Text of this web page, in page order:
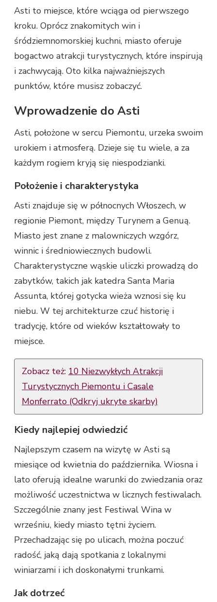
Asti to miejsce, które wciąga od pierwszego
kroku. Oprócz znakomitych win i
śródziemnomorskiej kuchni, miasto oferuje
bogactwo atrakcji turystycznych, które inspirują
i zachwycają. Oto kilka najważniejszych
punktów, które musisz zobaczyć.
Wprowadzenie do Asti
Asti, położone w sercu Piemontu, urzeka swoim
urokiem i atmosferą. Dzieje się tu wiele, a za
każdym rogiem kryją się niespodzianki.
Położenie i charakterystyka
Asti znajduje się w północnych Włoszech, w
regionie Piemont, między Turynem a Genuą.
Miasto jest znane z malowniczych wzgórz,
winnic i średniowiecznych budowli.
Charakterystyczne wąskie uliczki prowadzą do
zabytków, takich jak katedra Santa Maria
Assunta, której gotycka wieża wznosi się ku
niebu. W tej architekturze czuć historię i
tradycję, które od wieków kształtowały to
miejsce.
Zobacz też: 10 Niezwykłych Atrakcji
Turystycznych Piemontu i Casale
Monferrato (Odkryj ukryte skarby)
Kiedy najlepiej odwiedzić
Najlepszym czasem na wizytę w Asti są
miesiące od kwietnia do października. Wiosna i
lato oferują idealne warunki do zwiedzania oraz
możliwość uczestnictwa w licznych festiwalach.
Szczególnie znany jest Festiwal Wina w
wrześniu, kiedy miasto tętni życiem.
Przechadzając się po ulicach, można poczuć
radość, jaką dają spotkania z lokalnymi
winiarzami i ich doskonałymi trunkami.
Jak dotrzeć